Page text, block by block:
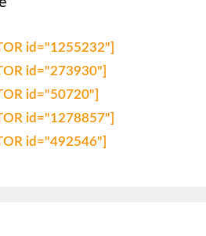
id="1255232"]
id="273930"]
id="50720"]
id="1278857"]
id="492546"]